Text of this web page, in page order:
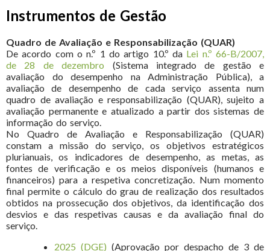
Instrumentos de Gestão
Quadro de Avaliação e Responsabilização (QUAR)
De acordo com o n.º 1 do artigo 10.º da Lei n.º 66-B/2007,
de 28 de dezembro (Sistema integrado de gestão e
avaliação do desempenho na Administração Pública), a
avaliação de desempenho de cada serviço assenta num
quadro de avaliação e responsabilização (QUAR), sujeito a
avaliação permanente e atualizado a partir dos sistemas de
informação do serviço.
No Quadro de Avaliação e Responsabilização (QUAR)
constam a missão do serviço, os objetivos estratégicos
plurianuais, os indicadores de desempenho, as metas, as
fontes de verificação e os meios disponíveis (humanos e
financeiros) para a respetiva concretização. Num momento
final permite o cálculo do grau de realização dos resultados
obtidos na prossecução dos objetivos, da identificação dos
desvios e das respetivas causas e da avaliação final do
serviço.
2025 (DGE) (Aprovação por despacho de 3 de